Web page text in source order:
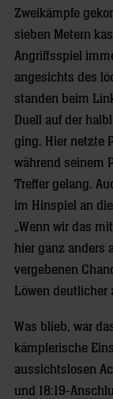
Zweikämpfe
sieben Metern
Angriffsspiel
angesichts des
standen beim
Duell auf der
ging. Hier netzte
während seinem
Treffer gelang.
im Hinspiel an
„Wenn wir das
hier ganz anders
vergebenen
Löwen deutlicher
Was blieb, war
kämpferische
aussichtslosen
und 18:19-